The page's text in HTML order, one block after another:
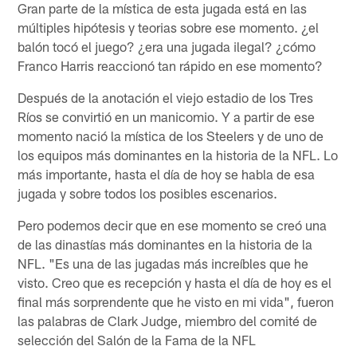
Gran parte de la mística de esta jugada está en las
múltiples hipótesis y teorias sobre ese momento. ¿el
balón tocó el juego? ¿era una jugada ilegal? ¿cómo
Franco Harris reaccionó tan rápido en ese momento?
Después de la anotación el viejo estadio de los Tres
Ríos se convirtió en un manicomio. Y a partir de ese
momento nació la mística de los Steelers y de uno de
los equipos más dominantes en la historia de la NFL. Lo
más importante, hasta el día de hoy se habla de esa
jugada y sobre todos los posibles escenarios.
Pero podemos decir que en ese momento se creó una
de las dinastías más dominantes en la historia de la
NFL. "Es una de las jugadas más increíbles que he
visto. Creo que es recepción y hasta el día de hoy es el
final más sorprendente que he visto en mi vida", fueron
las palabras de Clark Judge, miembro del comité de
selección del Salón de la Fama de la NFL